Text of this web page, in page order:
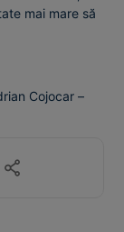
mai mare să
Cojocar –